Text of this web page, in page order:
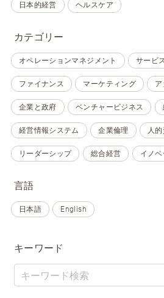
日本的経営 ヘルスケア
カテゴリー
オペレーションマネジメント サービ
ファイナンス マーケティング
企業と政府 ベンチャービジネス
経営情報システム 企業倫理 人
リーダーシップ 総合経営 イノ
言語
日本語 English
キーワード